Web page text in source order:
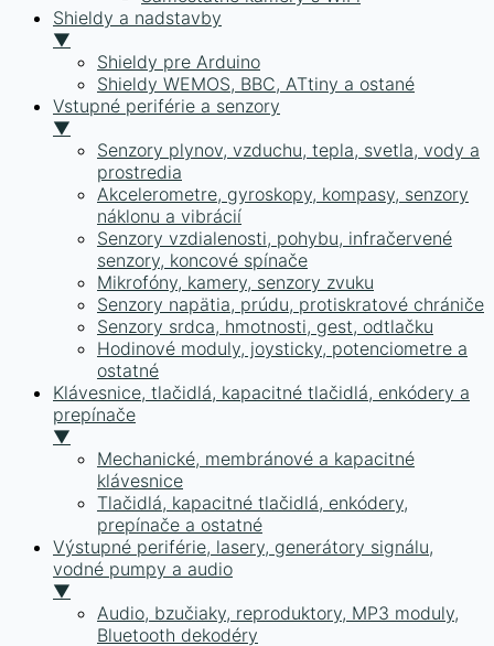
Shieldy a nadstavby
▼
Shieldy pre Arduino
Shieldy WEMOS, BBC, ATtiny a ostané
Vstupné periférie a senzory
▼
Senzory plynov, vzduchu, tepla, svetla, vody a
prostredia
Akcelerometre, gyroskopy, kompasy, senzory
náklonu a vibrácií
Senzory vzdialenosti, pohybu, infračervené
senzory, koncové spínače
Mikrofóny, kamery, senzory zvuku
Senzory napätia, prúdu, protiskratové chrániče
Senzory srdca, hmotnosti, gest, odtlačku
Hodinové moduly, joysticky, potenciometre a
ostatné
Klávesnice, tlačidlá, kapacitné tlačidlá, enkódery a
prepínače
▼
Mechanické, membránové a kapacitné
klávesnice
Tlačidlá, kapacitné tlačidlá, enkódery,
prepínače a ostatné
Výstupné periférie, lasery, generátory signálu,
vodné pumpy a audio
▼
Audio, bzučiaky, reproduktory, MP3 moduly,
Bluetooth dekodéry